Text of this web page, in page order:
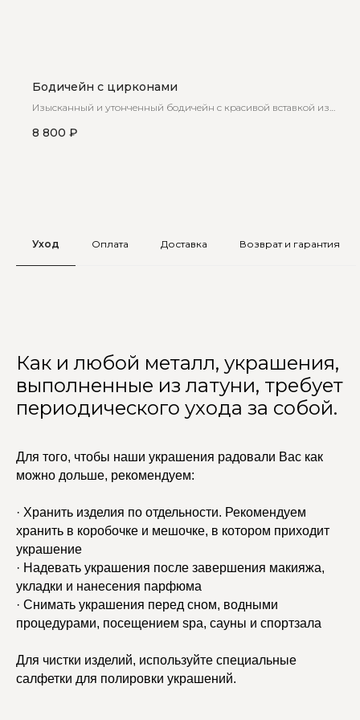
Бодичейн с цирконами
Изысканный и утонченный бодичейн с красивой вставкой из
8 800 ₽
Уход Оплата Доставка Возврат и гарантия
Как и любой металл, украшения,
выполненные из латуни, требует
периодического ухода за собой.
Для того, чтобы наши украшения радовали Вас как
можно дольше, рекомендуем:
· Хранить изделия по отдельности. Рекомендуем
хранить в коробочке и мешочке, в котором приходит
украшение
· Надевать украшения после завершения макияжа,
укладки и нанесения парфюма
· Снимать украшения перед сном, водными
процедурами, посещением spa, сауны и спортзала
Для чистки изделий, используйте специальные
салфетки для полировки украшений.